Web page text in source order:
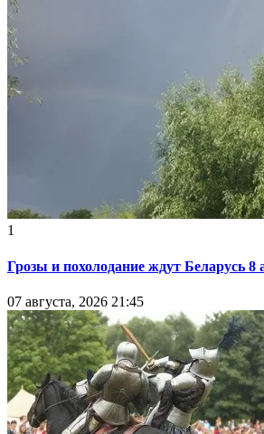
1
Грозы и похолодание ждут Беларусь 8
07 августа, 2026 21:45